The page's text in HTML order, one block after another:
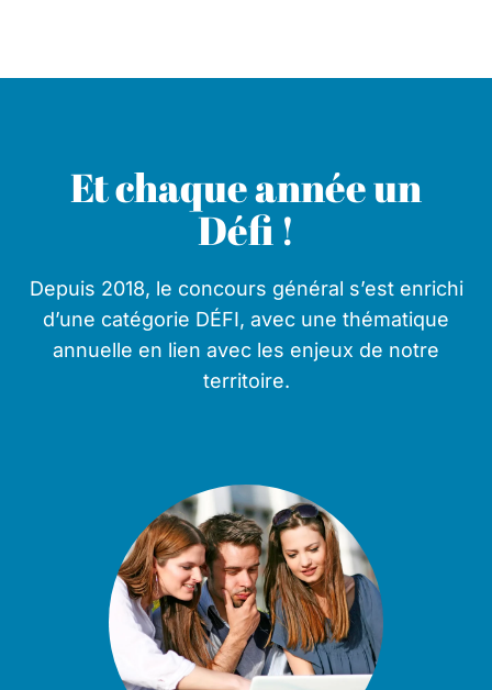
Et chaque année un
Défi !
Depuis 2018, le concours général s’est enrichi
d’une catégorie DÉFI, avec une thématique
annuelle en lien avec les enjeux de notre
territoire.